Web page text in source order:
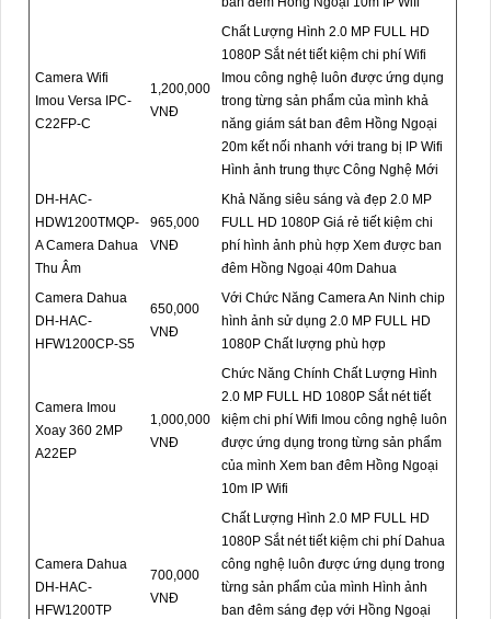
Camera Wifi
Imou Versa IPC-
C22FP-C
1,200,000
VNĐ
Chất Lượng Hình 2.0 MP FULL HD
1080P Sắt nét tiết kiệm chi phí Wifi
Imou công nghệ luôn được ứng dụng
trong từng sản phẩm của mình khả
năng giám sát ban đêm Hồng Ngoại
20m kết nối nhanh với trang bị IP Wifi
Hình ảnh trung thực Công Nghệ Mới
DH-HAC-
HDW1200TMQP-
A Camera Dahua
Thu Âm
965,000
VNĐ
Khả Năng siêu sáng và đẹp 2.0 MP
FULL HD 1080P Giá rẻ tiết kiệm chi
phí hình ảnh phù hợp Xem được ban
đêm Hồng Ngoại 40m Dahua
Camera Dahua
DH-HAC-
HFW1200CP-S5
650,000
VNĐ
Với Chức Năng Camera An Ninh chip
hình ảnh sử dụng 2.0 MP FULL HD
1080P Chất lượng phù hợp
Camera Imou
Xoay 360 2MP
A22EP
1,000,000
VNĐ
Chức Năng Chính Chất Lượng Hình
2.0 MP FULL HD 1080P Sắt nét tiết
kiệm chi phí Wifi Imou công nghệ luôn
được ứng dụng trong từng sản phẩm
của mình Xem ban đêm Hồng Ngoại
10m IP Wifi
Camera Dahua
DH-HAC-
HFW1200TP
700,000
VNĐ
Chất Lượng Hình 2.0 MP FULL HD
1080P Sắt nét tiết kiệm chi phí Dahua
công nghệ luôn được ứng dụng trong
từng sản phẩm của mình Hình ảnh
ban đêm sáng đẹp với Hồng Ngoại